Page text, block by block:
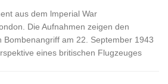
aus dem lmperial War
Die Aufnahmen zeigen den
Bombenangriff am 22. September 1943
eines britischen Flugzeuges